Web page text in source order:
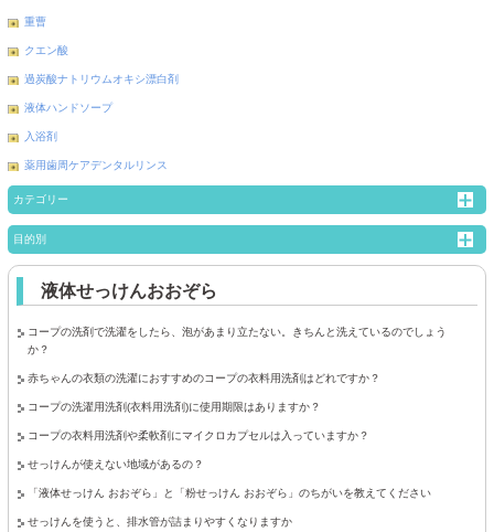
重曹
クエン酸
過炭酸ナトリウムオキシ漂白剤
液体ハンドソープ
入浴剤
薬用歯周ケアデンタルリンス
カテゴリー
目的別
液体せっけんおおぞら
コープの洗剤で洗濯をしたら、泡があまり立たない。きちんと洗えているのでしょう
か？
赤ちゃんの衣類の洗濯におすすめのコープの衣料用洗剤はどれですか？
コープの洗濯用洗剤(衣料用洗剤)に使用期限はありますか？
コープの衣料用洗剤や柔軟剤にマイクロカプセルは入っていますか？
せっけんが使えない地域があるの？
「液体せっけん おおぞら」と「粉せっけん おおぞら」のちがいを教えてください
せっけんを使うと、排水管が詰まりやすくなりますか